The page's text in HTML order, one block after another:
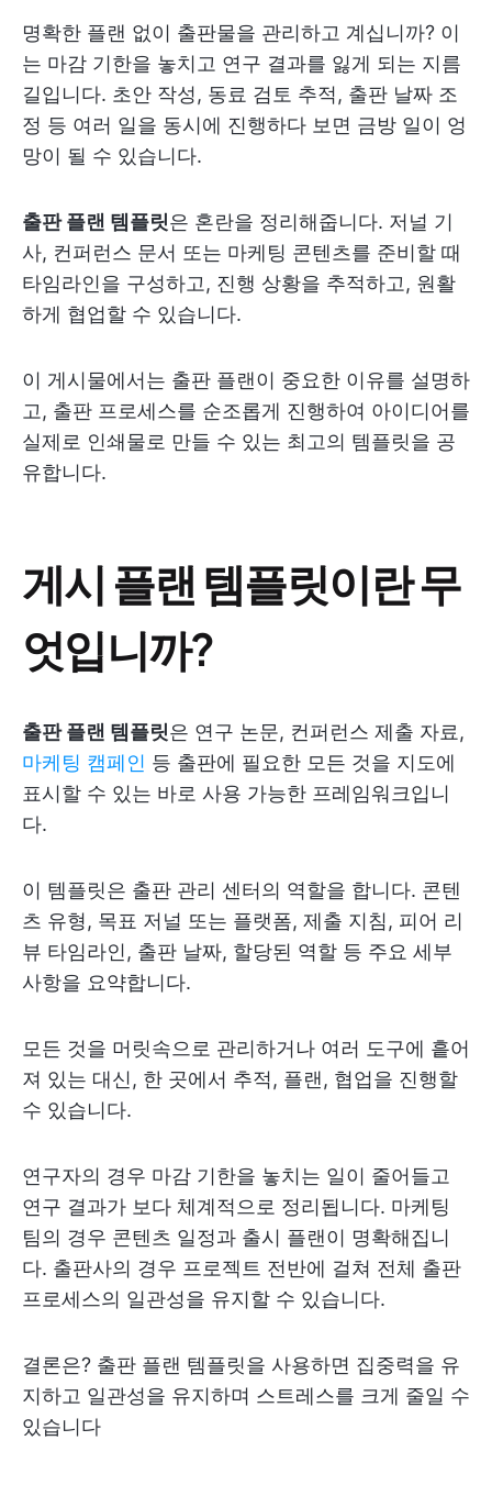
명확한 플랜 없이 출판물을 관리하고 계십니까? 이
는 마감 기한을 놓치고 연구 결과를 잃게 되는 지름
길입니다. 초안 작성, 동료 검토 추적, 출판 날짜 조
정 등 여러 일을 동시에 진행하다 보면 금방 일이 엉
망이 될 수 있습니다.
출판 플랜 템플릿은 혼란을 정리해줍니다. 저널 기
사, 컨퍼런스 문서 또는 마케팅 콘텐츠를 준비할 때
타임라인을 구성하고, 진행 상황을 추적하고, 원활
하게 협업할 수 있습니다.
이 게시물에서는 출판 플랜이 중요한 이유를 설명하
고, 출판 프로세스를 순조롭게 진행하여 아이디어를
실제로 인쇄물로 만들 수 있는 최고의 템플릿을 공
유합니다.
게시 플랜 템플릿이란 무
엇입니까?
출판 플랜 템플릿은 연구 논문, 컨퍼런스 제출 자료,
마케팅 캠페인 등 출판에 필요한 모든 것을 지도에
표시할 수 있는 바로 사용 가능한 프레임워크입니
다.
이 템플릿은 출판 관리 센터의 역할을 합니다. 콘텐
츠 유형, 목표 저널 또는 플랫폼, 제출 지침, 피어 리
뷰 타임라인, 출판 날짜, 할당된 역할 등 주요 세부
사항을 요약합니다.
모든 것을 머릿속으로 관리하거나 여러 도구에 흩어
져 있는 대신, 한 곳에서 추적, 플랜, 협업을 진행할
수 있습니다.
연구자의 경우 마감 기한을 놓치는 일이 줄어들고
연구 결과가 보다 체계적으로 정리됩니다. 마케팅
팀의 경우 콘텐츠 일정과 출시 플랜이 명확해집니
다. 출판사의 경우 프로젝트 전반에 걸쳐 전체 출판
프로세스의 일관성을 유지할 수 있습니다.
결론은? 출판 플랜 템플릿을 사용하면 집중력을 유
지하고 일관성을 유지하며 스트레스를 크게 줄일 수
있습니다